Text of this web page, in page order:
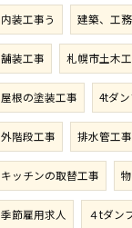
内装工事う 建築、工
舗装工事 札幌市土木
屋根の塗装工事 4tダ
外階段工事 排水管工事
キッチンの取替工事
季節雇用求人 ４tダン